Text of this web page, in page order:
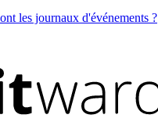
les journaux d'événements ?